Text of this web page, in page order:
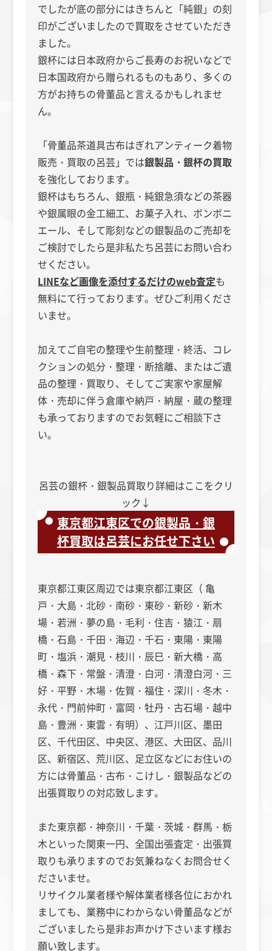
でしたが底の部分にはきちんと「純銀」の刻
印がございましたので買取をさせていただき
ました。
銀杯には日本政府からご長寿のお祝いなどで
日本国政府から贈られるものもあり、多くの
方がお持ちの骨董品と言えるかもしれませ
ん。
「骨董品茶道具古布はぎれアンティーク着物
販売・買取の呂芸」では銀製品・銀杯の買取
を強化しております。
銀杯はもちろん、銀瓶・純銀急須などの茶器
や銀属眼の金工細工、お菓子入れ、ボンボニ
エール、そして彫刻などの銀製品のご売却を
ご検討でしたら是非私たち呂芸にお問い合わ
せください。
LINEなど画像を添付するだけのweb査定も
無料にて行っております。ぜひご利用くださ
いませ。
加えてご自宅の整理や生前整理・終活、コレ
クションの処分・整理・断捨離、またはご遺
品の整理・買取り、そしてご実家や家屋解
体・売却に伴う倉庫や納戸・納屋・蔵の整理
も承っておりますのでお気軽にご相談下さ
い。
呂芸の銀杯・銀製品買取り詳細はここをクリ
ック↓
東京都江東区での銀製品・銀
杯買取は呂芸にお任せ下さい
東京都江東区周辺では東京都江東区（ 亀
戸・大島・北砂・南砂・東砂・新砂・新木
場・若洲・夢の島・毛利・住吉・猿江・扇
橋・石島・千田・海辺・千石・東陽・東陽
町・塩浜・潮見・枝川・辰巳・新大橋・高
橋・森下・常盤・清澄・白河・清澄白河・三
好・平野・木場・佐賀・福住・深川・冬木・
永代・門前仲町・富岡・牡丹・古石場・越中
島・豊洲・東雲・有明）、江戸川区、墨田
区、千代田区、中央区、港区、大田区、品川
区、新宿区、荒川区、足立区などにお住いの
方には骨董品・古布・こけし・銀製品などの
出張買取りの対応致します。
また東京都・神奈川・千葉・茨城・群馬・栃
木といった関東一円、全国出張査定・出張買
取りも承りますのでお気兼ねなくお問合せく
ださいませ。
リサイクル業者様や解体業者様各位におかれ
ましても、業務中にわからない骨董品などが
ございましたら是非お声かけ下さいます様お
願い致します。